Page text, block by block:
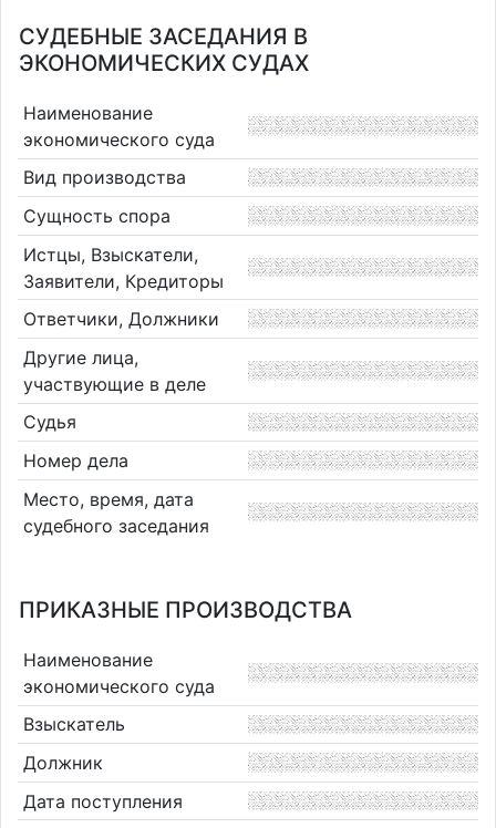
СУДЕБНЫЕ ЗАСЕДАНИЯ В
ЭКОНОМИЧЕСКИХ СУДАХ
Наименование
экономического суда
Вид производства
Сущность спора
Истцы, Взыскатели,
Заявители, Кредиторы
Ответчики, Должники
Другие лица,
участвующие в деле
Судья
Номер дела
Место, время, дата
судебного заседания
ПРИКАЗНЫЕ ПРОИЗВОДСТВА
Наименование
экономического суда
Взыскатель
Должник
Дата поступления